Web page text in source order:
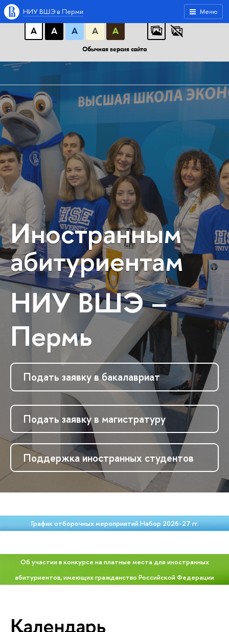
A A A
АБB
А
А А А А
Обычная версия сайта
Меню
НИУ ВШЭ в Перми
Иностранным
абитуриентам
НИУ ВШЭ –
Пермь
Подать заявку в бакалавриат
Подать заявку в магистратуру
Поддержка иностранных студентов
График отборочных мероприятий Набор 2026-27 гг.
Об участии в конкурсе на платные места для иностранных
абитуриентов, имеющих гражданство Российской Федерации
Календарь